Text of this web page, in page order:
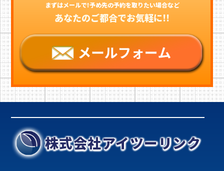
まずはメールで!予め先の予約を取りたい場合など
あなたのご都合でお気軽に!!
株式会社アイツーリンク